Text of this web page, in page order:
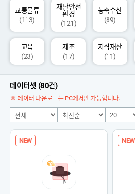
고객지원
교통물류
(113)
재난안전
환경
(121)
농축수산
(89)
교육
(23)
제조
(17)
지식재산
(11)
데이터셋 (80건)
※ 데이터 다운로드는 PC에서만 가능합니다.
NEW NEW